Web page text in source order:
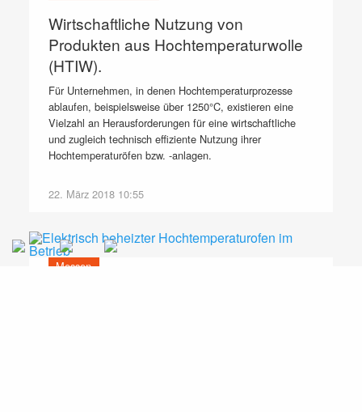
Wirtschaftliche Nutzung von
Produkten aus Hochtemperaturwolle
(HTIW).
Für Unternehmen, in denen Hochtemperaturprozesse
ablaufen, beispielsweise über 1250°C, existieren eine
Vielzahl an Herausforderungen für eine wirtschaftliche
und zugleich technisch effiziente Nutzung ihrer
Hochtemperaturöfen bzw. -anlagen.
22. März 2018 10:55
Messen